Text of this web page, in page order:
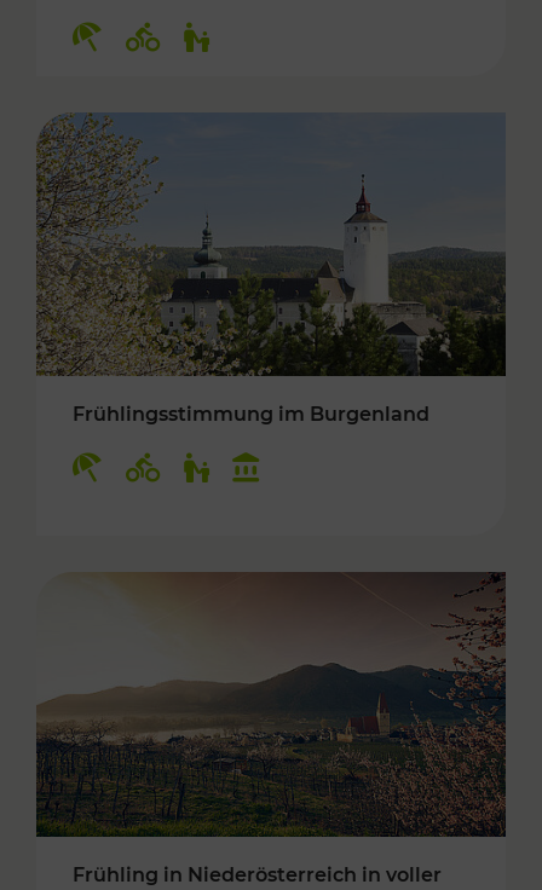
Frühlingsstimmung im Burgenland
Frühling in Niederösterreich in voller